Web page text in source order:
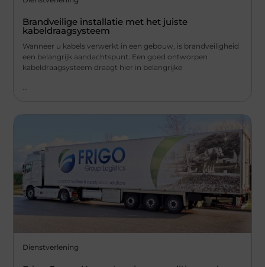
Brandveilige installatie met het juiste
kabeldraagsysteem
Wanneer u kabels verwerkt in een gebouw, is brandveiligheid
een belangrijk aandachtspunt. Een goed ontworpen
kabeldraagsysteem draagt hier in belangrijke
Dienstverlening